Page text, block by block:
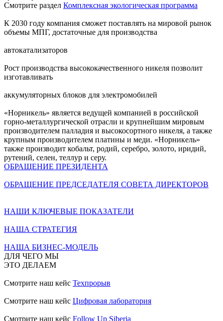
Смотрите раздел Комплексная экологическая программа
К 2030 году компания сможет поставлять на мировой рынок
объемы МПГ, достаточные для производства
автокатализаторов
Рост производства высококачественного никеля позволит
изготавливать
аккумуляторных блоков для электромобилей
«Норникель» является ведущей компанией в российской
горно-металлургической отрасли и крупнейшим мировым
производителем палладия и высокосортного никеля, а также
крупным производителем платины и меди. «Норникель»
также производит кобальт, родий, серебро, золото, иридий,
рутений, селен, теллур и серу.
ОБРАЩЕНИЕ ПРЕЗИДЕНТА
ОБРАЩЕНИЕ ПРЕДСЕДАТЕЛЯ СОВЕТА ДИРЕКТОРОВ
НАШИ КЛЮЧЕВЫЕ ПОКАЗАТЕЛИ
НАША СТРАТЕГИЯ
НАША БИЗНЕС-МОДЕЛЬ
ДЛЯ ЧЕГО МЫ
ЭТО ДЕЛАЕМ
Смотрите наш кейс Техпрорыв
Смотрите наш кейс Цифровая лаборатория
Смотрите наш кейс Follow Up Siberia